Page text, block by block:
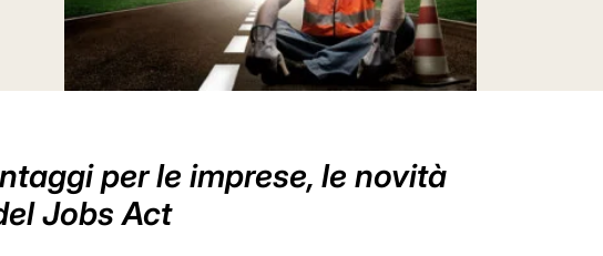
per le imprese, le novità
Jobs Act